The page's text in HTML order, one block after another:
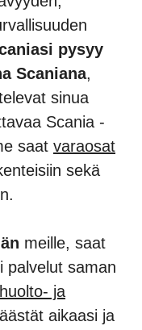
pysyy
Scaniana,
sinua
Scania -
saat varaosat
sekä
meille, saat
palvelut saman
huolto- ja
aikaasi ja